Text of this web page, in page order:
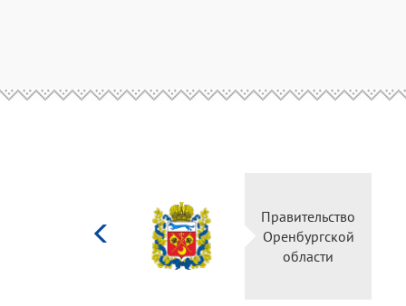
Министерство
культуры
Российской
федерации